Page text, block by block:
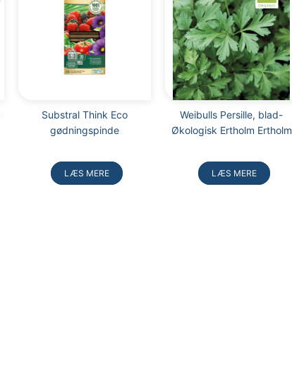
Substral Think Eco
gødningspinde
LÆS MERE
Weibulls Persille, blad-
Økologisk Ertholm Ertholm
LÆS MERE